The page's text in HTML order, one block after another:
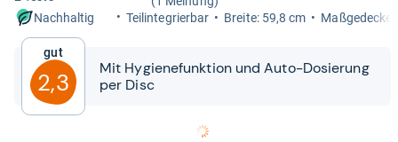
Nachhaltig
Teilin­te­grier­bar Breite: 59,8 cm Maß­ge­de­cke:
Gut
2,3
Mit Hygie­ne­funk­tion und Auto-​​Dosie­rung
per Disc